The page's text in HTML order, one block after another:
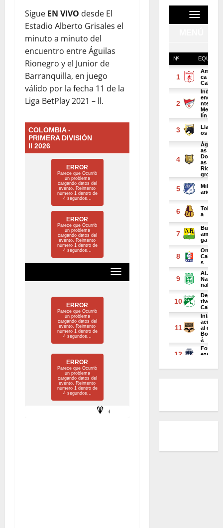
Sigue EN VIVO desde El
Estadio Alberto Grisales el
minuto a minuto del
encuentro entre Águilas
Rionegro y el Junior de
Barranquilla, en juego
válido por la fecha 11 de la
Liga BetPlay 2021 – ll.